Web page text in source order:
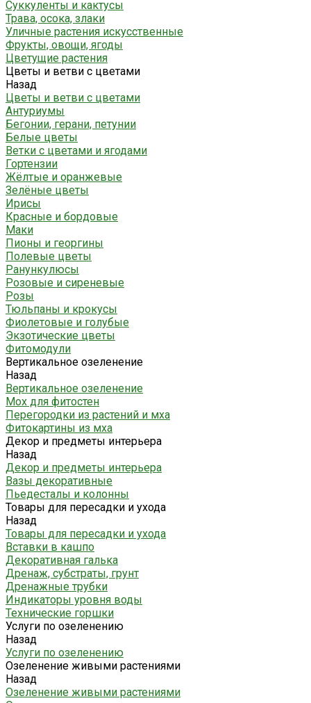
Суккуленты и кактусы
Трава, осока, злаки
Уличные растения искусственные
Фрукты, овощи, ягоды
Цветущие растения
Цветы и ветви с цветами
Назад
Цветы и ветви с цветами
Антуриумы
Бегонии, герани, петунии
Белые цветы
Ветки с цветами и ягодами
Гортензии
Жёлтые и оранжевые
Зелёные цветы
Ирисы
Красные и бордовые
Маки
Пионы и георгины
Полевые цветы
Ранункулюсы
Розовые и сиреневые
Розы
Тюльпаны и крокусы
Фиолетовые и голубые
Экзотические цветы
Фитомодули
Вертикальное озеленение
Назад
Вертикальное озеленение
Мох для фитостен
Перегородки из растений и мха
Фитокартины из мха
Декор и предметы интерьера
Назад
Декор и предметы интерьера
Вазы декоративные
Пьедесталы и колонны
Товары для пересадки и ухода
Назад
Товары для пересадки и ухода
Вставки в кашпо
Декоративная галька
Дренаж, субстраты, грунт
Дренажные трубки
Индикаторы уровня воды
Технические горшки
Услуги по озеленению
Назад
Услуги по озеленению
Озеленение живыми растениями
Назад
Озеленение живыми растениями